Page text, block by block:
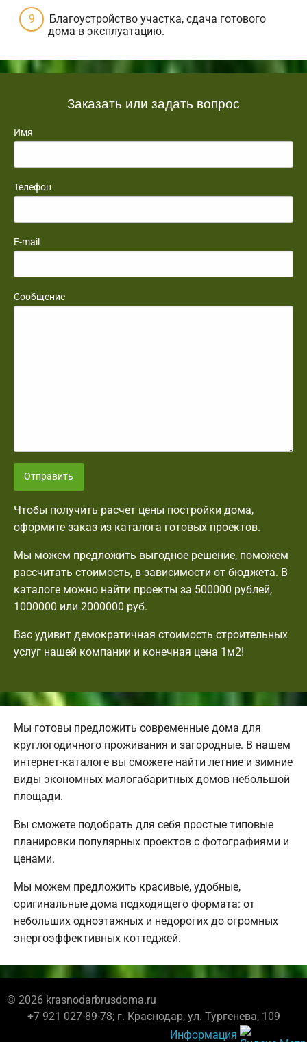
Благоустройство участка, сдача готового
дома в эксплуатацию.
Заказать или задать вопрос
Имя
Телефон
E-mail
Сообщение
Отправить
Чтобы получить расчет цены постройки дома,
оформите заказ из каталога готовых проектов.
Мы можем предложить выгодное решение, поможем
рассчитать стоимость, в зависимости от бюджета. В
каталоге можно найти проекты за 500000 рублей,
1000000 или 2000000 руб.
Вас удивит демократичная стоимость строительных
услуг нашей компании и конечная цена 1м2!
Мы готовы предложить современные дома для
круглогодичного проживания и загородные. В нашем
интернет-каталоге вы сможете найти летние и зимние
виды экономных малогабаритных домов небольшой
площади.
Вы сможете подобрать для себя простые типовые
планировки популярных проектов с фотографиями и
ценами.
Мы можем предложить красивые, удобные,
оригинальные дома подходящего формата: от
небольших одноэтажных и недорогих до огромных
энергоэффективных коттеджей.
© 2026 krasnodarbrusdoma.ru
+7 921 027-89-78; г. Краснодар, ул. Тургенева, 109
Информация